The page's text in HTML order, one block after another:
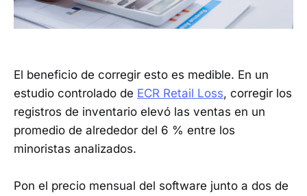
El beneficio de corregir esto es medible. En un
estudio controlado de ECR Retail Loss, corregir los
registros de inventario elevó las ventas en un
promedio de alrededor del 6 % entre los
minoristas analizados.
Pon el precio mensual del software junto a dos de